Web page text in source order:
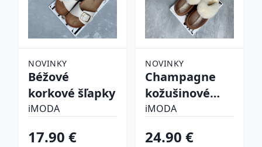
NOVINKY
Béžové
korkové šľapky
iMODA
17.90 €
NOVINKY
Champagne
kožušinové
šľapky
iMODA
24.90 €